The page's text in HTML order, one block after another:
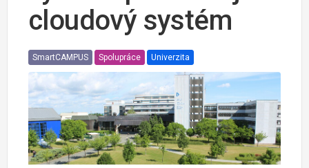
cloudový systém
SmartCAMPUS Spolupráce Univerzita